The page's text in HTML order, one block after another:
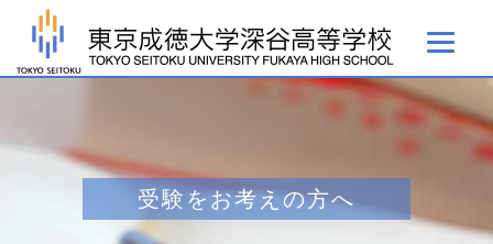
受験をお考えの方へ